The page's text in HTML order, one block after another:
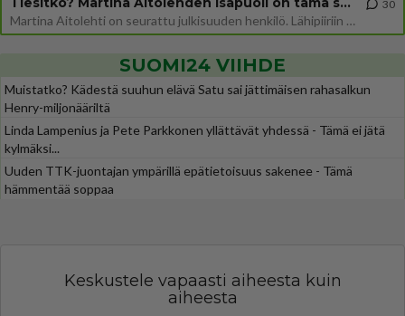
Martina Aitolehti on seurattu julkisuuden henkilö. Lähipiiriin mahtuu muitakin tunnettuja henkilöitä. Tiesitkö, että Ma
30
SUOMI24 VIIHDE
Muistatko? Kädestä suuhun elävä Satu sai jättimäisen rahasalkun
Henry-miljonääriltä
Linda Lampenius ja Pete Parkkonen yllättävät yhdessä - Tämä ei jätä
kylmäksi...
Uuden TTK-juontajan ympärillä epätietoisuus sakenee - Tämä
hämmentää soppaa
Keskustele vapaasti aiheesta kuin
aiheesta